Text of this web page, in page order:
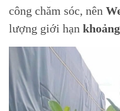
công chăm sóc, nên
lượng giới hạn